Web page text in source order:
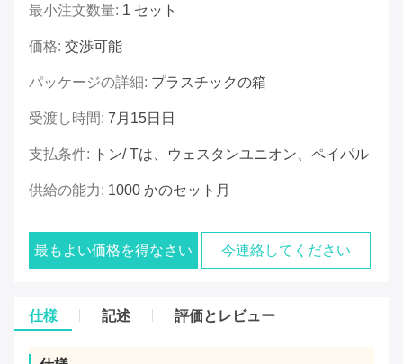
最小注文数量: 1 セット
価格: 交渉可能
パッケージの詳細: プラスチックの箱
受渡し時間: 7月15日日
支払条件: トン/ Tは、ウェスタンユニオン、ペイパル
供給の能力: 1000 かのセット月
最もよい価格を得なさい 今連絡してください
仕様 記述 評価とレビュー